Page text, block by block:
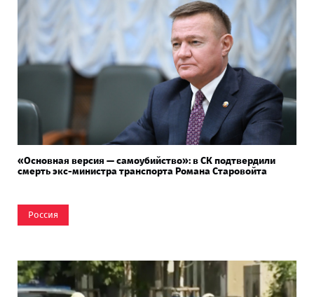
«Основная версия — самоубийство»: в СК подтвердили
смерть экс-министра транспорта Романа Старовойта
Россия